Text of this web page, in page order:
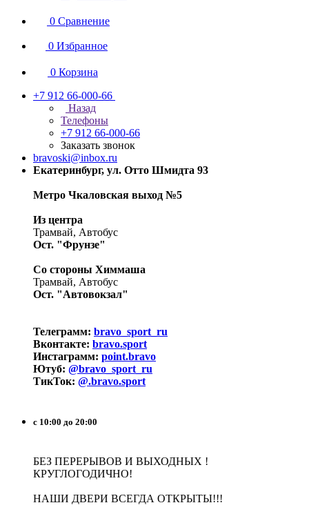
0 Сравнение
0 Избранное
0 Корзина
+7 912 66-000-66
Назад
Телефоны
+7 912 66-000-66
Заказать звонок
bravoski@inbox.ru
Екатеринбург, ул. Отто Шмидта 93
Метро Чкаловская выход №5
Из центра
Трамвай, Автобус
Ост. "Фрунзе"
Со стороны Химмаша
Трамвай, Автобус
Ост. "Автовокзал"
Телеграмм: bravo_sport_ru
Вконтакте: bravo.sport
Инстаграмм: point.bravo
Ютуб: @bravo_sport_ru
ТикТок: @.bravo.sport
с 10:00 до 20:00
БЕЗ ПЕРЕРЫВОВ И ВЫХОДНЫХ !
КРУГЛОГОДИЧНО!
НАШИ ДВЕРИ ВСЕГДА ОТКРЫТЫ!!!